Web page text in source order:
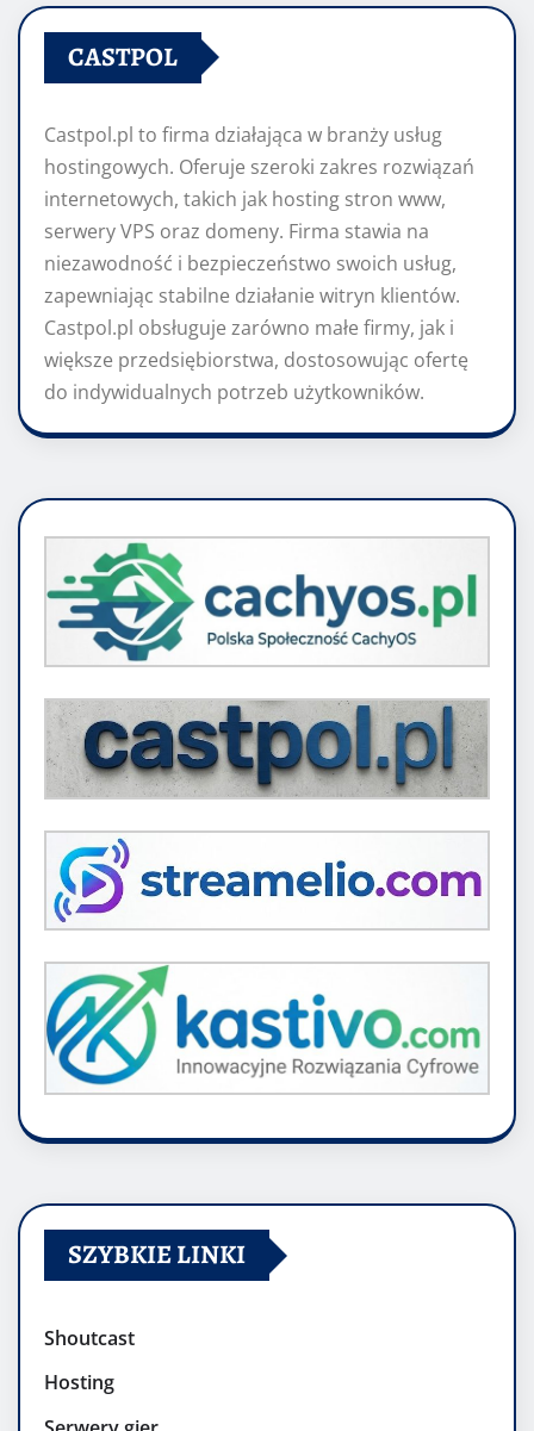
CASTPOL
Castpol.pl to firma działająca w branży usług
hostingowych. Oferuje szeroki zakres rozwiązań
internetowych, takich jak hosting stron www,
serwery VPS oraz domeny. Firma stawia na
niezawodność i bezpieczeństwo swoich usług,
zapewniając stabilne działanie witryn klientów.
Castpol.pl obsługuje zarówno małe firmy, jak i
większe przedsiębiorstwa, dostosowując ofertę
do indywidualnych potrzeb użytkowników.
SZYBKIE LINKI
Shoutcast
Hosting